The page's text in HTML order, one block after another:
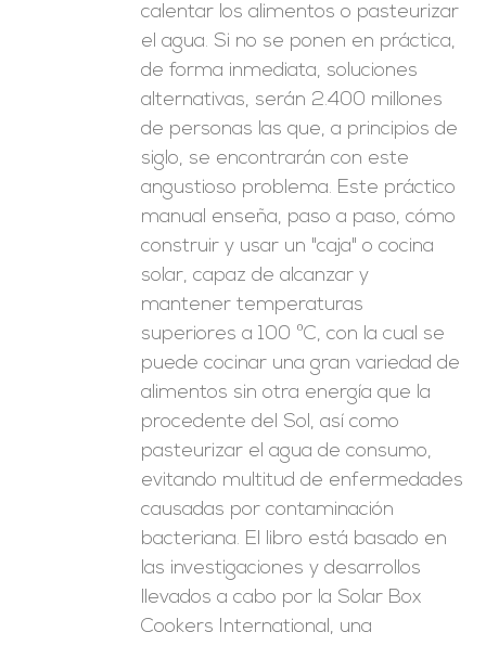
calentar los alimentos o pasteurizar
el agua. Si no se ponen en práctica,
de forma inmediata, soluciones
alternativas, serán 2.400 millones
de personas las que, a principios de
siglo, se encontrarán con este
angustioso problema. Este práctico
manual enseña, paso a paso, cómo
construir y usar un "caja" o cocina
solar, capaz de alcanzar y
mantener temperaturas
superiores a 100 ºC, con la cual se
puede cocinar una gran variedad de
alimentos sin otra energía que la
procedente del Sol, así como
pasteurizar el agua de consumo,
evitando multitud de enfermedades
causadas por contaminación
bacteriana. El libro está basado en
las investigaciones y desarrollos
llevados a cabo por la Solar Box
Cookers International, una